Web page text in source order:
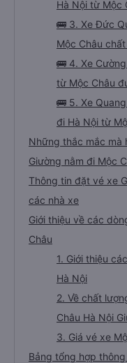
Hà Nội từ Mộc
🚌 3. Xe Đức
Mộc Châu
🚌 4. Xe
từ Mộc Châu
🚌 5. Xe
đi Hà Nội từ
Những thắc mắc
Giường nằm đi Mộc
Thông tin đặt vé xe
các nhà xe
Giới thiệu về các
Châu
1. Giới thiệu
Hà Nội
2. Về chất
Châu Hà Nội
3. Giá vé xe
Bảng tổng hợp